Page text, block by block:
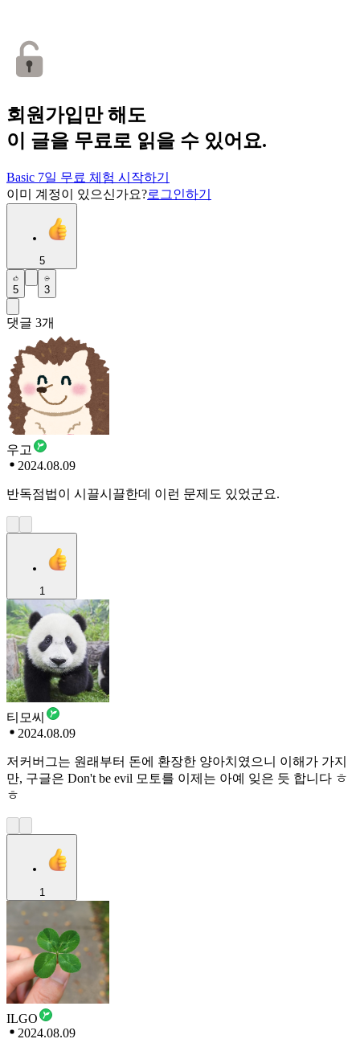
회원가입만 해도
이 글을 무료로 읽을 수 있어요.
Basic 7일 무료 체험 시작하기
이미 계정이 있으신가요?로그인하기
5
5 3
댓글 3개
우고
2024.08.09
반독점법이 시끌시끌한데 이런 문제도 있었군요.
1
티모씨
2024.08.09
저커버그는 원래부터 돈에 환장한 양아치였으니 이해가 가지
만, 구글은 Don't be evil 모토를 이제는 아예 잊은 듯 합니다 ㅎ
ㅎ
1
ILGO
2024.08.09